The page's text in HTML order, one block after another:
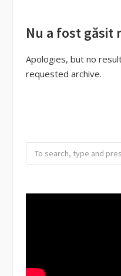
Nu a fost găsit
Apologies, but no
requested archive.
Search
for: